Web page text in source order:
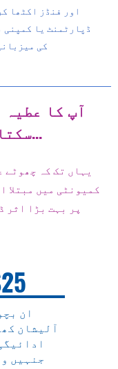
اور فنڈز اکٹھا
ڈپارٹمنٹ یا کمپنی
آپ کا عطیہ
سکتا ہے...
یہاں تک کہ چھوٹے
کمیونٹی میں مبتلا
ان
آلیشان
جنہیں